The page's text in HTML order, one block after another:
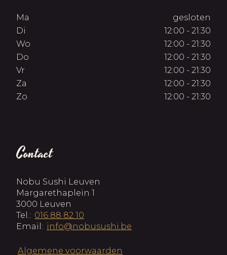
Ma
gesloten
Di
12:00 - 21:30
Wo
12:00 - 21:30
Do
12:00 - 21:30
Vr
12:00 - 21:30
Za
12:00 - 21:30
Zo
12:00 - 21:30
Contact
Nobu Sushi Leuven
Margarethaplein 1
3000 Leuven
Tel.: 016 88 82 10
Email: info@nobusushi.be
Algemene voorwaarden